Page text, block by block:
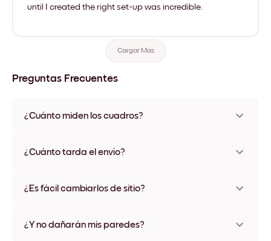
until I created the right set-up was incredible.
Cargar Más
Preguntas Frecuentes
¿Cuánto miden los cuadros?
varios materiales y colores de marco, incluidas opciones sin
¿Cuánto tarda el envío?
disponibles en algunos países. Te enviaremos un número de
¿Es fácil cambiarlos de sitio?
ningún daño
¿Y no dañarán mis paredes?